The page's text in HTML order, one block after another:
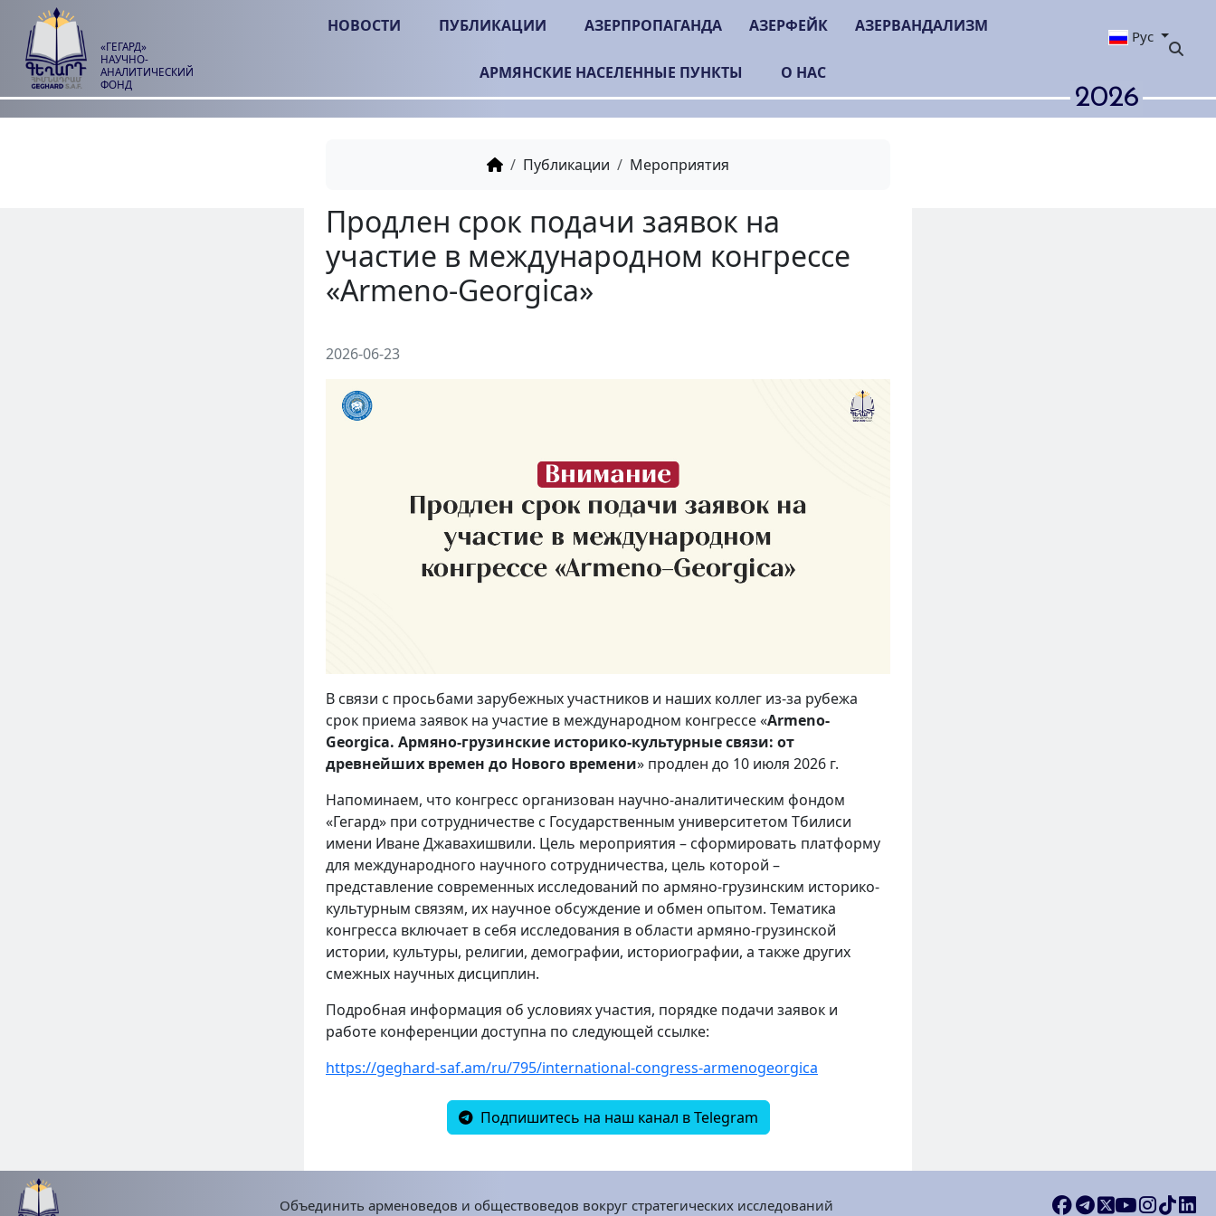
«ГЕГАРД»
НАУЧНО-
АНАЛИТИЧЕСКИЙ
ФОНД
НОВОСТИ ПУБЛИКАЦИИ АЗЕРПРОПАГАНДА АЗЕРФЕЙК АЗЕРВАНДАЛИЗМ
АРМЯНСКИЕ НАСЕЛЕННЫЕ ПУНКТЫ О НАС
Рус
2026
Публикации Мероприятия
Продлен срок подачи заявок на
участие в международном конгрессе
2026-06-23
В связи с просьбами зарубежных участников и наших коллег из-за рубежа
срок приема заявок на участие в международном конгрессе «Armeno-
Georgica. Армяно-грузинские историко-культурные связи: от
древнейших времен до Нового времени» продлен до 10 июля 2026 г.
Напоминаем, что конгресс организован научно-аналитическим фондом
«Гегард» при сотрудничестве с Государственным университетом Тбилиси
имени Иване Джавахишвили. Цель мероприятия – сформировать платформу
для международного научного сотрудничества, цель которой –
представление современных исследований по армяно-грузинским историко-
культурным связям, их научное обсуждение и обмен опытом. Тематика
конгресса включает в себя исследования в области армяно-грузинской
истории, культуры, религии, демографии, историографии, а также других
смежных научных дисциплин.
Подробная информация об условиях участия, порядке подачи заявок и
работе конференции доступна по следующей ссылке:
https://geghard-saf.am/ru/795/international-congress-armenogeorgica
Подпишитесь на наш канал в Telegram
Объединить арменоведов и обществоведов вокруг стратегических исследований